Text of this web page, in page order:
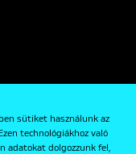
sütiket használunk az
technológiákhoz való
adatokat dolgozzunk fel,